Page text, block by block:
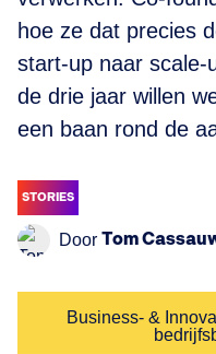
hoe ze dat precies
start-up naar scale-
de drie jaar willen
een baan rond de
STORIES
Door Tom
Business- &